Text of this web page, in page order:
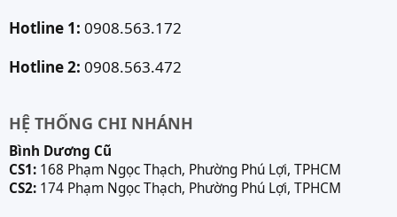
Hotline 1: 0908.563.172
Hotline 2: 0908.563.472
HỆ THỐNG CHI NHÁNH
Bình Dương Cũ
CS1:168 Phạm Ngọc Thạch, Phường Phú Lợi, TPHCM
CS2:174 Phạm Ngọc Thạch, Phường Phú Lợi, TPHCM